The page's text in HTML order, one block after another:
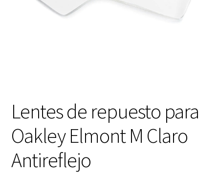
Lentes de repuesto para
Oakley Elmont M Claro
Antireflejo